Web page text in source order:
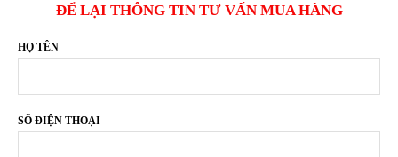
ĐỂ LẠI THÔNG TIN TƯ VẤN MUA HÀNG
HỌ TÊN
SỐ ĐIỆN THOẠI